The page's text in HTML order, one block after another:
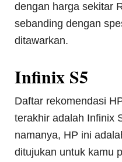
dengan harga sekitar
sebanding dengan
ditawarkan.
Infinix S5
Daftar rekomendasi
terakhir adalah Infinix
namanya, HP ini
ditujukan untuk kamu